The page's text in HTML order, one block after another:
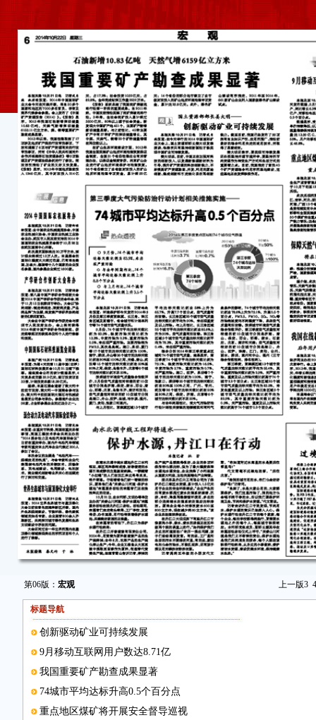
第06版： 宏观 上一版3 4
标题导航
创新驱动矿业可持续发展
9月移动互联网用户数达8.71亿
我国重要矿产勘查成果显著
74城市平均达标升高0.5个百分点
重点地区煤矿将开展安全督导巡视